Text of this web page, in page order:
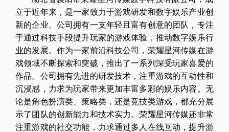
立于近年来，是一家致力于游戏研发和数字娱乐产业创
新的企业。公司拥有一支年轻且富有创意的团队，专注
于通过科技手段提升玩家的游戏体验，推动数字娱乐行
业的发展。作为一家前沿科技公司，荣耀星河传媒在游
戏领域不断探索和突破，推出了一系列深受玩家喜爱的
作品。公司拥有先进的研发技术，注重游戏的互动性和
沉浸感，力求为玩家带来更加丰富多彩的娱乐内容。无
论是角色扮演类、策略类，还是竞技类游戏，都充分展
示了团队的创新能力和技术实力。荣耀星河传媒还非常
注重游戏的社交功能，力求通过多人在线互动，提升游